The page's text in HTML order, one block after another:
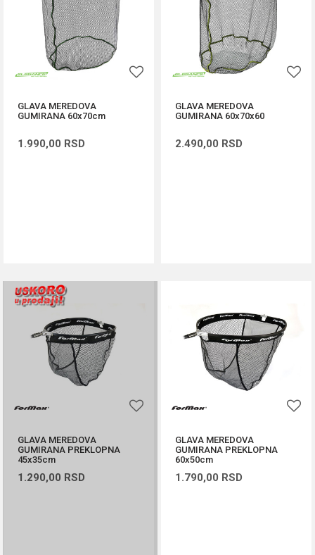
GLAVA MEREDOVA
GUMIRANA 60x70cm
1.990,00 RSD
GLAVA MEREDOVA
GUMIRANA 60x70x60
2.490,00 RSD
GLAVA MEREDOVA
GUMIRANA PREKLOPNA
45x35cm
1.290,00 RSD
GLAVA MEREDOVA
GUMIRANA PREKLOPNA
60x50cm
1.790,00 RSD